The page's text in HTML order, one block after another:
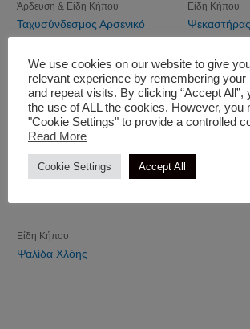
Άρδευση & Είδη Κήπου
Ταχυσύνδεσμος Αρσενικό
Είδη Κήπου
Είδη Κήπου
Ψαλίδα Χλόης
We use cookies on our website to give
relevant experience by remembering your
and repeat visits. By clicking “Accept All”,
the use of ALL the cookies. However, you
"Cookie Settings" to provide a controlled
Read More
Cookie Settings Accept All